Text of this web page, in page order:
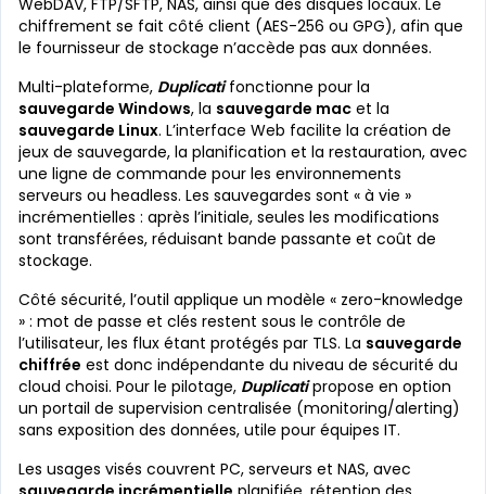
WebDAV, FTP/SFTP, NAS, ainsi que des disques locaux. Le
chiffrement se fait côté client (AES-256 ou GPG), afin que
le fournisseur de stockage n’accède pas aux données.
Multi-plateforme, Duplicatifonctionne pour la
sauvegarde Windows, la sauvegarde mac et la
sauvegarde Linux. L’interface Web facilite la création de
jeux de sauvegarde, la planification et la restauration, avec
une ligne de commande pour les environnements
serveurs ou headless. Les sauvegardes sont « à vie »
incrémentielles : après l’initiale, seules les modifications
sont transférées, réduisant bande passante et coût de
stockage.
Côté sécurité, l’outil applique un modèle « zero-knowledge
» : mot de passe et clés restent sous le contrôle de
l’utilisateur, les flux étant protégés par TLS. La sauvegarde
chiffrée est donc indépendante du niveau de sécurité du
cloud choisi. Pour le pilotage, Duplicatipropose en option
un portail de supervision centralisée (monitoring/alerting)
sans exposition des données, utile pour équipes IT.
Les usages visés couvrent PC, serveurs et NAS, avec